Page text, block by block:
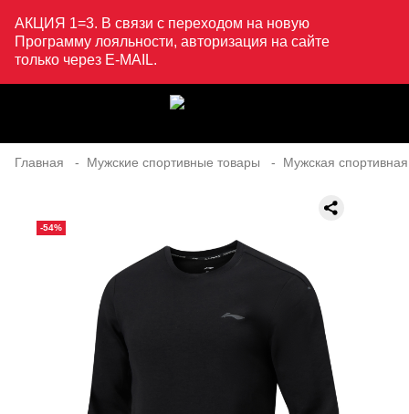
АКЦИЯ 1=3. В связи с переходом на новую
Программу лояльности, авторизация на сайте
только через E-MAIL.
Главная Мужские спортивные товары Мужская
-54%